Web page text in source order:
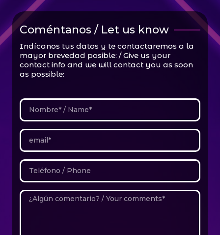
Coméntanos / Let us know
Indícanos tus datos y te contactaremos a la
mayor brevedad posible: / Give us your
contact info and we will contact you as soon
as possible: